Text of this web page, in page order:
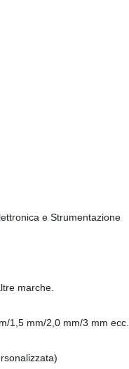
e Strumentazione
marche.
1,5 mm/2,0 mm/3 mm ecc.